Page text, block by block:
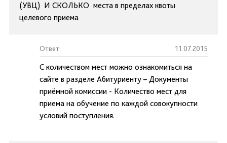
(УВЦ) И СКОЛЬКО места в пределах квоты
целевого приема
Ответ: 11.07.2015
С количеством мест можно ознакомиться на
сайте в разделе Абитуриенту – Документы
приёмной комиссии - Количество мест для
приема на обучение по каждой совокупности
условий поступления.